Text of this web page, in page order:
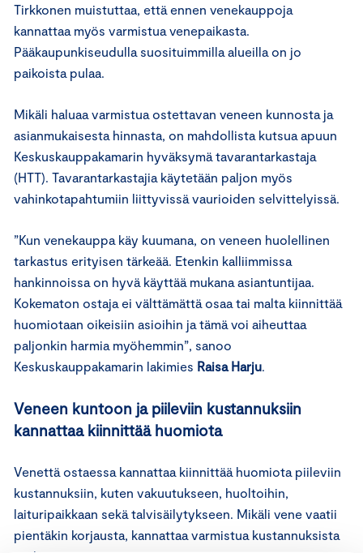
Tirkkonen muistuttaa, että ennen venekauppoja
kannattaa myös varmistua venepaikasta.
Pääkaupunkiseudulla suosituimmilla alueilla on jo
paikoista pulaa.
Mikäli haluaa varmistua ostettavan veneen kunnosta ja
asianmukaisesta hinnasta, on mahdollista kutsua apuun
Keskuskauppakamarin hyväksymä tavarantarkastaja
(HTT). Tavarantarkastajia käytetään paljon myös
vahinkotapahtumiin liittyvissä vaurioiden selvittelyissä.
”Kun venekauppa käy kuumana, on veneen huolellinen
tarkastus erityisen tärkeää. Etenkin kalliimmissa
hankinnoissa on hyvä käyttää mukana asiantuntijaa.
Kokematon ostaja ei välttämättä osaa tai malta kiinnittää
huomiotaan oikeisiin asioihin ja tämä voi aiheuttaa
paljonkin harmia myöhemmin”, sanoo
Keskuskauppakamarin lakimies Raisa Harju.
Veneen kuntoon ja piileviin kustannuksiin
kannattaa kiinnittää huomiota
Venettä ostaessa kannattaa kiinnittää huomiota piileviin
kustannuksiin, kuten vakuutukseen, huoltoihin,
laituripaikkaan sekä talvisäilytykseen. Mikäli vene vaatii
pientäkin korjausta, kannattaa varmistua kustannuksista